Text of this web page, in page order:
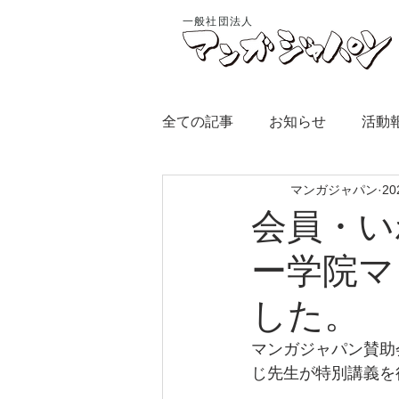
一般社団法人
全ての記事 お知らせ 活動
会員・
ー学院
した。
マンガジャパン
マンガジャパン賛
じ先生が特別講義